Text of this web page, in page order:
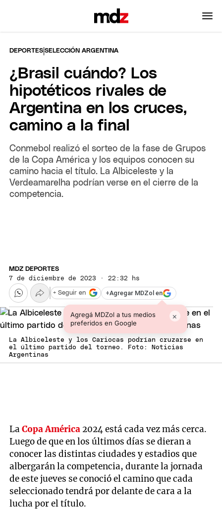
DEPORTES |SELECCIÓN ARGENTINA
¿Brasil cuándo? Los
hipotéticos rivales de
Argentina en los cruces,
camino a la final
Conmebol realizó el sorteo de la fase de Grupos
de la Copa América y los equipos conocen su
camino hacia el título. La Albiceleste y la
Verdeamarelha podrían verse en el cierre de la
competencia.
MDZ DEPORTES
7 de diciembre de 2023 · 22:32 hs
+Agregar MDZol en
Agregá MDZol a tus medios
preferidos en Google
×
+ Seguir en
La Albiceleste y los Cariocas podrían cruzarse en
el último partido del torneo. Foto: Noticias
Argentinas
LaCopa América 2024 está cada vez más cerca.
Luego de que en los últimos días se dieran a
conocer las distintas ciudades y estadios que
albergarán la competencia, durante la jornada
de este jueves se conoció el camino que cada
seleccionado tendrá por delante de cara a la
lucha por el título.